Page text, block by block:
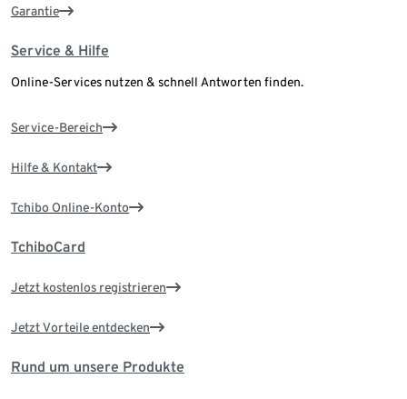
Garantie
Service & Hilfe
Online-Services nutzen & schnell Antworten finden.
Service-Bereich
Hilfe & Kontakt
Tchibo Online-Konto
TchiboCard
Jetzt kostenlos registrieren
Jetzt Vorteile entdecken
Rund um unsere Produkte